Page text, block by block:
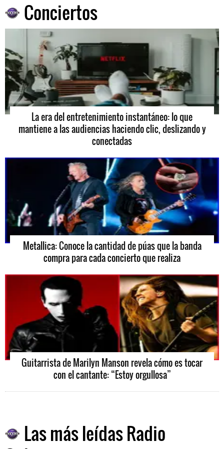
Conciertos
La era del entretenimiento instantáneo: lo que
mantiene a las audiencias haciendo clic, deslizando y
conectadas
Metallica: Conoce la cantidad de púas que la banda
compra para cada concierto que realiza
Guitarrista de Marilyn Manson revela cómo es tocar
con el cantante: “Estoy orgullosa”
Las más leídas Radio